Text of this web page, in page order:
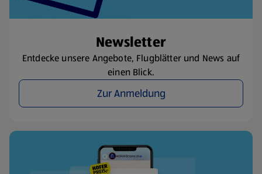
Newsletter
Entdecke unsere Angebote, Flugblätter und News auf
einen Blick.
Zur Anmeldung